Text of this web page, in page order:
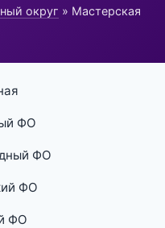
округ » Мастерская
ФО
ФО
ФО
ФО